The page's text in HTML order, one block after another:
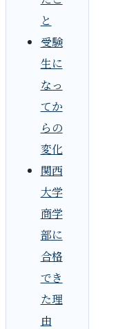
と
受験
生に
なっ
てか
らの
変化
関西
大学
商学
部に
合格
でき
た理
由